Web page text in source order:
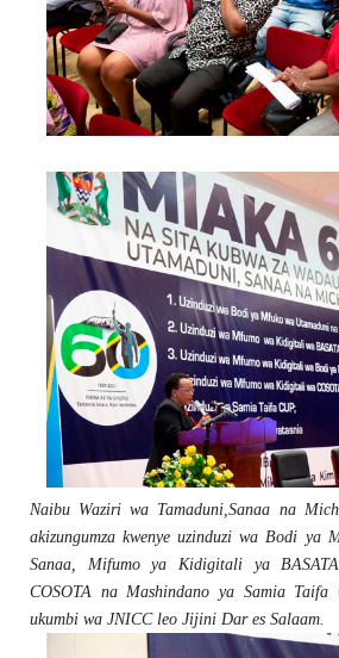
Naibu Waziri wa Tamaduni,Sanaa na
akizungumza kwenye uzinduzi wa Bodi ya
Sanaa, Mifumo ya Kidigitali ya
COSOTA na Mashindano ya Samia
ukumbi wa JNICC leo Jijini Dar es Salaam.